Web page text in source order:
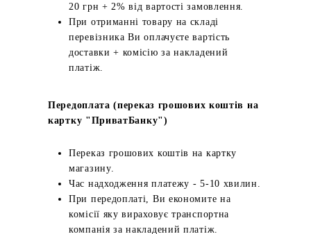
20 грн + 2% від вартості замовлення.
При отриманні товару на складі
перевізника Ви оплачуєте вартість
доставки + комісію за накладений
платіж.
Передоплата (переказ грошових коштів на
картку "ПриватБанку")
Переказ грошових коштів на картку
магазину.
Час надходження платежу - 5-10 хвилин.
При передоплаті, Ви економите на
комісії яку вираховує транспортна
компанія за накладений платіж.